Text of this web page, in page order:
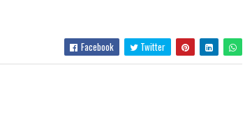
Facebook Twitter